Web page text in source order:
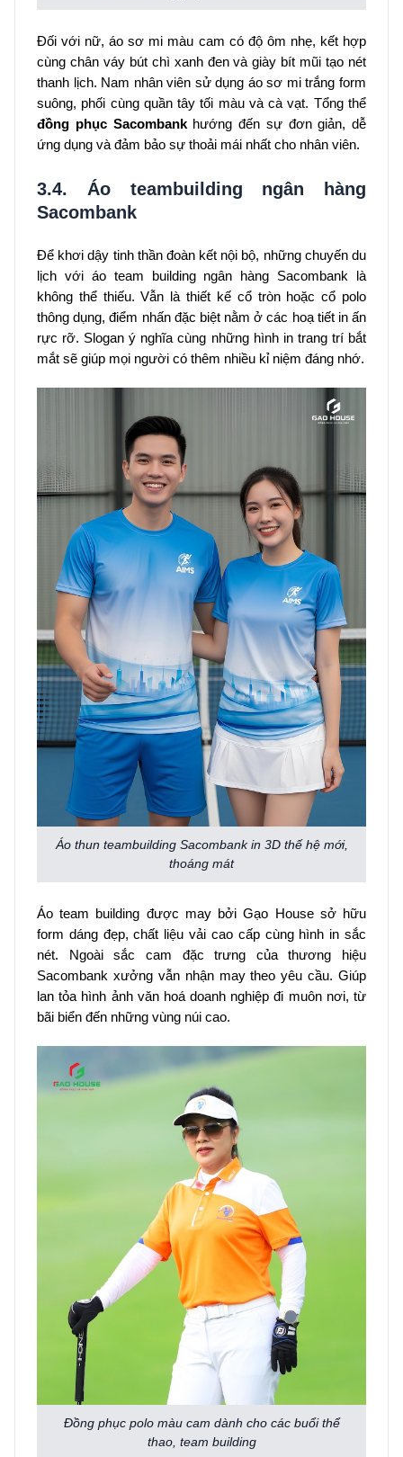
Đối với nữ, áo sơ mi màu cam có độ ôm nhẹ, kết hợp
cùng chân váy bút chì xanh đen và giày bít mũi tạo nét
thanh lịch. Nam nhân viên sử dụng áo sơ mi trắng form
suông, phối cùng quần tây tối màu và cà vạt. Tổng thể
đồng phục Sacombankhướng đến sự đơn giản, dễ
ứng dụng và đảm bảo sự thoải mái nhất cho nhân viên.
3.4. Áo teambuilding ngân hàng
Sacombank
Để khơi dậy tinh thần đoàn kết nội bộ, những chuyến du
lịch với áo team building ngân hàng Sacombank là
không thể thiếu. Vẫn là thiết kế cổ tròn hoặc cổ polo
thông dụng, điểm nhấn đặc biệt nằm ở các hoạ tiết in ấn
rực rỡ. Slogan ý nghĩa cùng những hình in trang trí bắt
mắt sẽ giúp mọi người có thêm nhiều kỉ niệm đáng nhớ.
Áo thun teambuilding Sacombank in 3D thế hệ mới,
thoáng mát
Áo team building được may bởi Gạo House sở hữu
form dáng đẹp, chất liệu vải cao cấp cùng hình in sắc
nét. Ngoài sắc cam đặc trưng của thương hiệu
Sacombank xưởng vẫn nhận may theo yêu cầu. Giúp
lan tỏa hình ảnh văn hoá doanh nghiệp đi muôn nơi, từ
bãi biển đến những vùng núi cao.
Đồng phục polo màu cam dành cho các buổi thể
thao, team building